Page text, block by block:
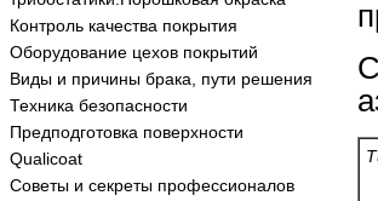
Контроль качества покрытия
Оборудование цехов покрытий
Виды и причины брака, пути решения
Техника безопасности
Предподготовка поверхности
Qualicoat
Советы и секреты профессионалов